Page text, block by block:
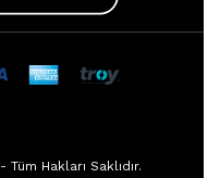
- Tüm Hakları Saklıdır.